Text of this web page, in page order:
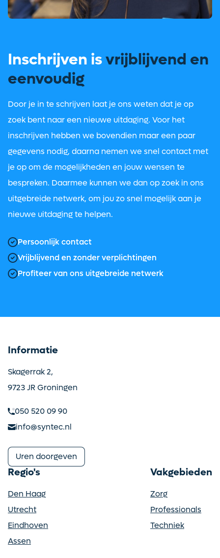
Inschrijven isvrijblijvend en
eenvoudig
Door je in te schrijven laat je ons weten dat je op
zoek bent naar een nieuwe uitdaging. Voor het
inschrijven hebben we bovendien maar een paar
gegevens nodig, daarna nemen we snel contact met
je op om de mogelijkheden en jouw wensen te
bespreken. Daarmee kunnen we dan op zoek in ons
uitgebreide netwerk, om jou zo snel mogelijk aan je
nieuwe uitdaging te helpen.
Persoonlijk contact
Vrijblijvend en zonder verplichtingen
Profiteer van ons uitgebreide netwerk
Informatie
Skagerrak 2,
9723 JR Groningen
050 520 09 90
info@syntec.nl
Uren doorgeven
Regio's
Den Haag
Utrecht
Eindhoven
Assen
Vakgebieden
Zorg
Professionals
Techniek